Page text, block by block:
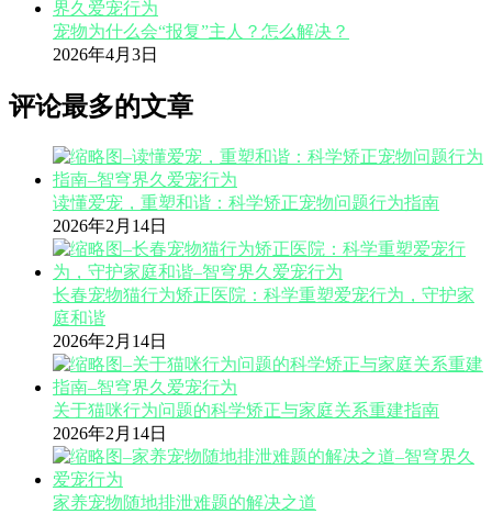
宠物为什么会“报复”主人？怎么解决？
2026年4月3日
评论最多的文章
读懂爱宠，重塑和谐：科学矫正宠物问题行为指南
2026年2月14日
长春宠物猫行为矫正医院：科学重塑爱宠行为，守护家
庭和谐
2026年2月14日
关于猫咪行为问题的科学矫正与家庭关系重建指南
2026年2月14日
家养宠物随地排泄难题的解决之道